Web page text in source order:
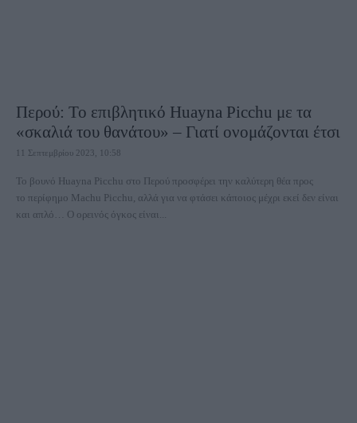
Περού: Το επιβλητικό Huayna Picchu με τα
«σκαλιά του θανάτου» – Γιατί ονομάζονται έτσι
11 Σεπτεμβρίου 2023, 10:58
Το βουνό Huayna Picchu στο Περού προσφέρει την καλύτερη θέα προς
το περίφημο Machu Picchu, αλλά για να φτάσει κάποιος μέχρι εκεί δεν είναι
και απλό… Ο ορεινός όγκος είναι...